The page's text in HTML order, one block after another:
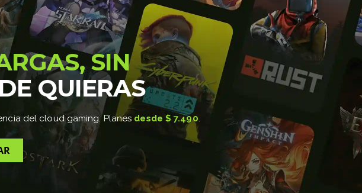
SIN
QUIERAS
del cloud gaming. Planes desde $ 7.490